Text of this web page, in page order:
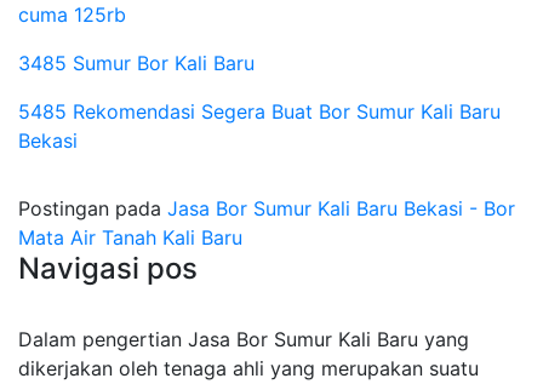
cuma 125rb
3485 Sumur Bor Kali Baru
5485 Rekomendasi Segera Buat Bor Sumur Kali Baru
Bekasi
Postingan pada Jasa Bor Sumur Kali Baru Bekasi - Bor
Mata Air Tanah Kali Baru
Navigasi pos
Dalam pengertian Jasa Bor Sumur Kali Baru yang
dikerjakan oleh tenaga ahli yang merupakan suatu